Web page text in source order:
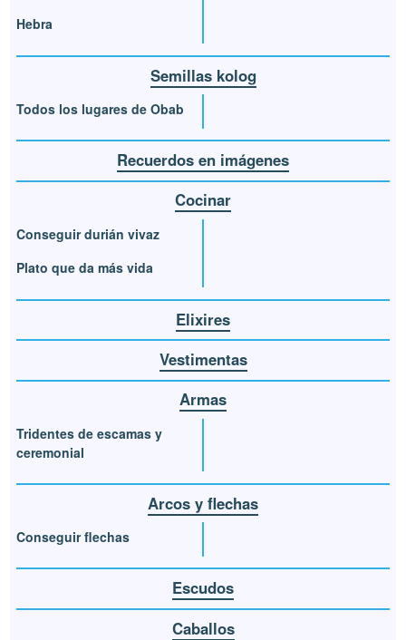
Hebra
Semillas kolog
Todos los lugares de Obab
Recuerdos en imágenes
Cocinar
Conseguir durián vivaz
Plato que da más vida
Elixires
Vestimentas
Armas
Tridentes de escamas y
ceremonial
Arcos y flechas
Conseguir flechas
Escudos
Caballos